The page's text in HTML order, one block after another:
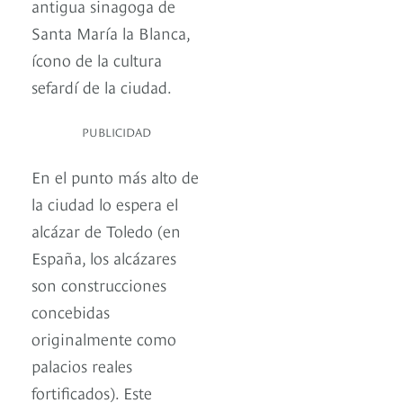
antigua sinagoga de
Santa María la Blanca,
ícono de la cultura
sefardí de la ciudad.
PUBLICIDAD
En el punto más alto de
la ciudad lo espera el
alcázar de Toledo (en
España, los alcázares
son construcciones
concebidas
originalmente como
palacios reales
fortificados). Este